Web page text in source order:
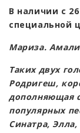
В наличии с
специальной
Мариза.
Таких двух
Родригеш,
дополняющая
популярных
Синатра,